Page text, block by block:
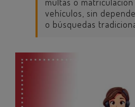
multas o matriculación
vehículos, sin
o búsquedas